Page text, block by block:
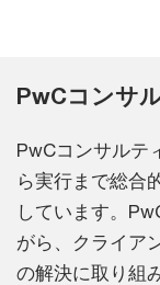
PwCコンサ
PwCコンサルテ
ら実行まで総合
しています。
がら、クライア
の解決に取り組